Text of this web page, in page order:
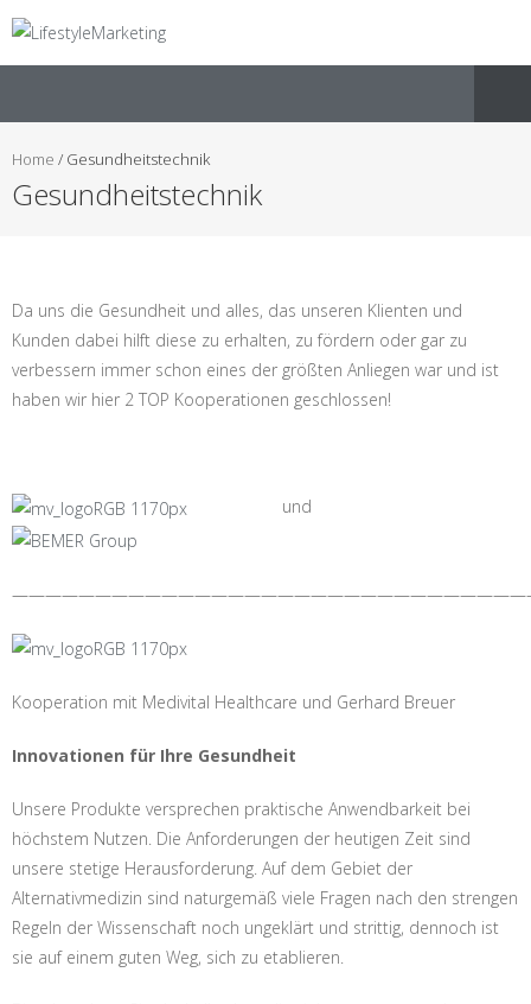
Home / Gesundheitstechnik
Gesundheitstechnik
Da uns die Gesundheit und alles, das unseren Klienten und
Kunden dabei hilft diese zu erhalten, zu fördern oder gar zu
verbessern immer schon eines der größten Anliegen war und ist
haben wir hier 2 TOP Kooperationen geschlossen!
und
Kooperation mit Medivital Healthcare und Gerhard Breuer
Innovationen für Ihre Gesundheit
Unsere Produkte versprechen praktische Anwendbarkeit bei
höchstem Nutzen. Die Anforderungen der heutigen Zeit sind
unsere stetige Herausforderung. Auf dem Gebiet der
Alternativmedizin sind naturgemäß viele Fragen nach den strengen
Regeln der Wissenschaft noch ungeklärt und strittig, dennoch ist
sie auf einem guten Weg, sich zu etablieren.